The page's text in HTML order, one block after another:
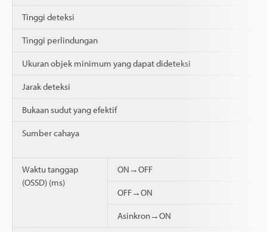
Tinggi deteksi
Tinggi perlindungan
Ukuran objek minimum yang dapat dideteksi
Jarak deteksi
Bukaan sudut yang efektif
Sumber cahaya
Waktu tanggap
(OSSD) (ms)
ON→OFF
OFF→ON
Asinkron→ON